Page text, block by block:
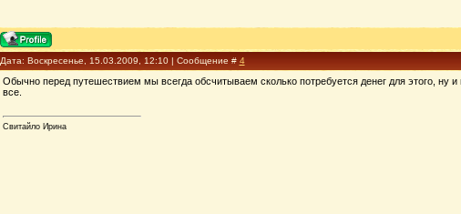
Дата: Воскресенье, 15.03.2009, 12:10 | Сообщение # 4
Обычно перед путешествием мы всегда обсчитываем сколько потребуется денег для этого, ну
все.
Свитайло Ирина